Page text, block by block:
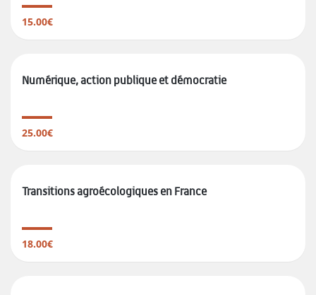
15.00€
Numérique, action publique et démocratie
25.00€
Transitions agroécologiques en France
18.00€